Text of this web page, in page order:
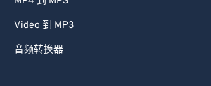
Video 到 MP3
音频转换器